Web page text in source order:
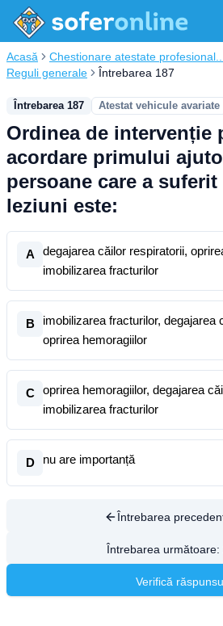
Acasă Chestionare atestate profesional...
Reguli generale
Întrebarea 187
Întrebarea 187 Atestat vehicule avariate
Ordinea de intervenție
acordare primului
persoane care a
leziuni este:
A
degajarea căilor respiratorii,
imobilizarea fracturilor
B
imobilizarea fracturilor, degajarea
oprirea hemoragiilor
C
oprirea hemoragiilor, degajarea
imobilizarea fracturilor
D nu are importanță
Întrebarea
Întrebarea următoare:
Verifică